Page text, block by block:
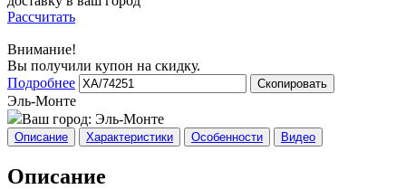
Рассчитать
Внимание!
Вы получили купон на скидку.
Подробнее
Скопировать
Эль-Монте
Ваш город: Эль-Монте
Описание Характеристики Особенности Видео
Описание